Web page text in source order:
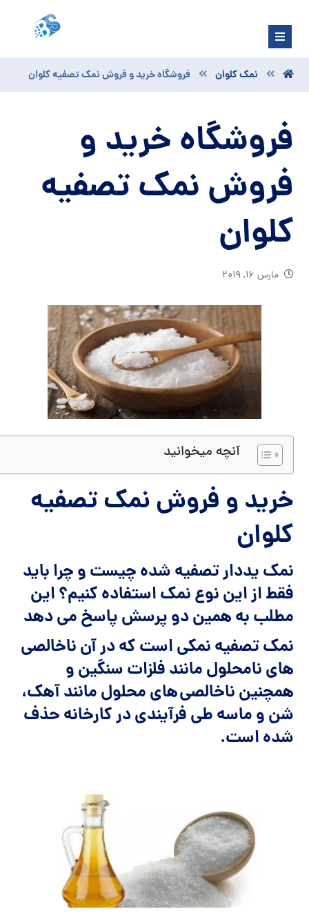
نمک کلوان فروشگاه خرید و فروش نمک تصفیه کلوان
فروشگاه خرید و
فروش نمک تصفیه
کلوان
مارس ۱۶, ۲۰۱۹
آنچه میخوانید
خرید و فروش نمک تصفیه
کلوان
نمک یددار تصفیه شده چیست و چرا باید
فقط از این نوع نمک استفاده کنیم؟ این
مطلب به همین دو پرسش پاسخ می دهد
نمک تصفیه نمکی است که در آن ناخالصی
های نامحلول مانند فلزات سنگین و
همچنین ناخالصی های محلول مانند آهک،
شن و ماسه طی فرآیندی در کارخانه حذف
شده است.